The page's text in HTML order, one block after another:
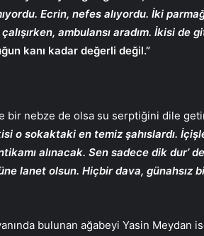
Ecrin, nefes alıyordu. İki
ambulansı aradım. İkisi de
kanı kadar değerli değil.”
bir nebze de olsa su serptiğini dile
o sokaktaki en temiz şahıslardı.
alınacak. Sen sadece dik dur’
lanet olsun. Hiçbir dava, günahsız
bulunan ağabeyi Yasin Meydan